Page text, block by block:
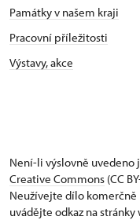
Památky v našem kraji
Pracovní příležitosti
Výstavy, akce
Není-li výslovně
Creative Commons (CC
Neužívejte dílo komerčně
uvádějte odkaz na